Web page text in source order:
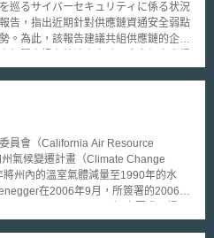
巡るサイバーセキュリティに係る状況
告，指出近期針對供應鏈資通安全弱點
。為此，該報告建議共組供應鏈的企業
影響，並應公開該報告。遵循該報告之
ーン・サイバーセキュリティ・コンソ
關。其目的在於擬定與推動供應鏈資
觀察員（オブザーバー）的身分加入，
與業界就供應鏈資通安全議題之對話。
盟方針，任何法人或個人均得參加
的問題，經產省與IPA已有建構「資通
其他企業遭遇供應鏈資安攻擊時，協助
會（California Air Resource
氣候變遷計畫（Climate Change
州內的溫室氣體減量至1990年的水
在2006年9月，所簽署的2006全
一個全面性的、法定的、且包含了每一